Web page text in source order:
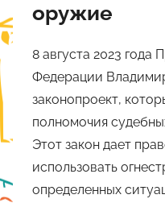
оружие
8 августа 2023 года
Федерации
законопроект,
полномочия
Этот закон дает
использовать
определенных